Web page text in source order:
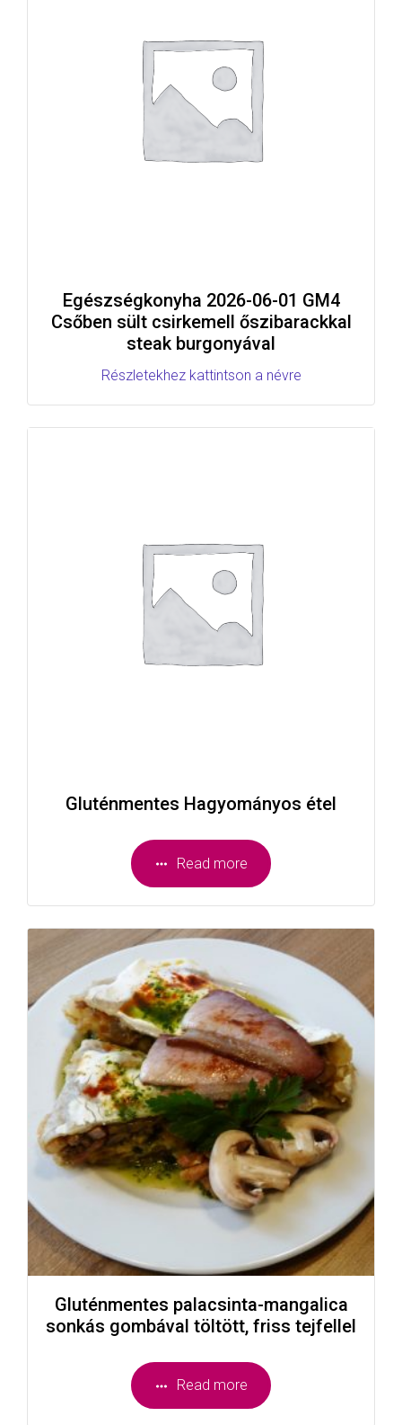
Egészségkonyha 2026-06-01 GM4
Csőben sült csirkemell őszibarackkal
steak burgonyával
Részletekhez kattintson a névre
Gluténmentes Hagyományos étel
Read more
Gluténmentes palacsinta-mangalica
sonkás gombával töltött, friss tejfellel
Read more